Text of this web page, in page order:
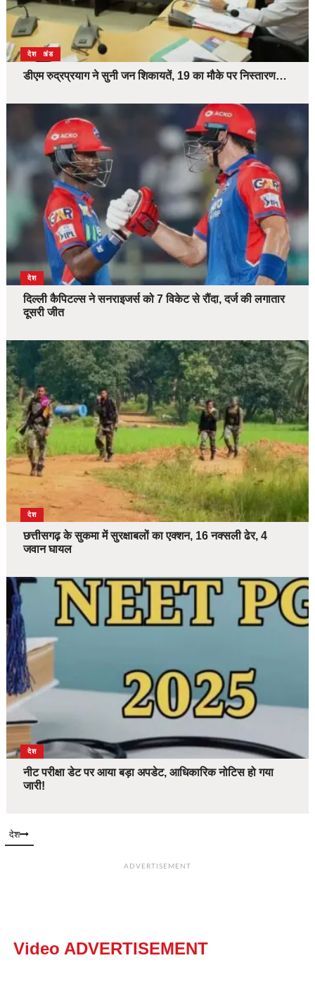
उत्तराखंड
देश
डीएम रुद्रप्रयाग ने सुनी जन शिकायतें, 19 का मौके पर निस्तारण…
देश
दिल्ली कैपिटल्स ने सनराइजर्स को 7 विकेट से रौंदा, दर्ज की लगातार
दूसरी जीत
देश
छत्तीसगढ़ के सुकमा में सुरक्षाबलों का एक्शन, 16 नक्सली ढेर, 4
जवान घायल
देश
नीट परीक्षा डेट पर आया बड़ा अपडेट, आधिकारिक नोटिस हो गया
जारी!
देश
ADVERTISEMENT
Video ADVERTISEMENT